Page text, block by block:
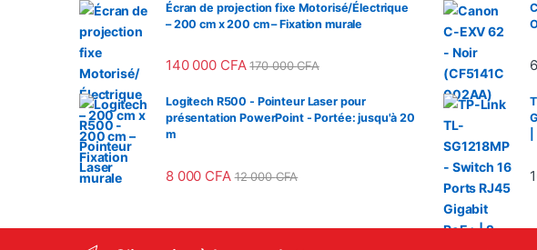
Écran de projection fixe Motorisé/Électrique
– 200 cm x 200 cm – Fixation murale
140 000 CFA 170 000CFA
Logitech R500 - Pointeur Laser pour
présentation PowerPoint - Portée: jusqu'à 20
m
8 000 CFA 12 000CFA